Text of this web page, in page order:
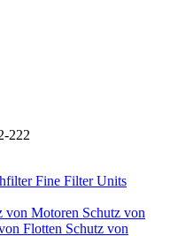
222
Fine Filter Units
von Motoren Schutz von
Flotten Schutz von